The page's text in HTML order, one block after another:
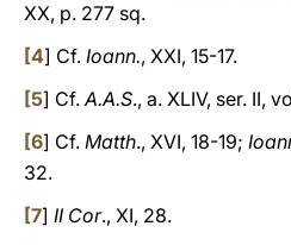
XX, p. 277 sq.
[4] Cf. Ioann., XXI, 15-17.
[5] Cf.A.A.S., a. XLIV, ser. II,
[6] Cf. Matth., XVI, 18-19;
32.
[7] II Cor., XI, 28.